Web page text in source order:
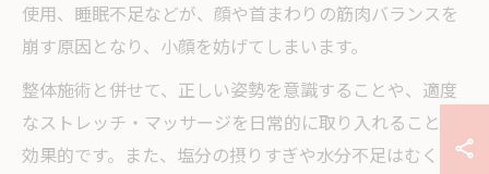
使用、睡眠不足などが、顔や首まわりの筋肉バランスを
崩す原因となり、小顔を妨げてしまいます。
整体施術と併せて、正しい姿勢を意識することや、適度
なストレッチ・マッサージを日常的に取り入れることが
効果的です。また、塩分の摂りすぎや水分不足はむくみ